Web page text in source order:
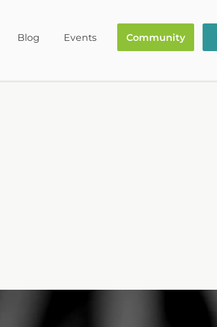
Blog Events Community